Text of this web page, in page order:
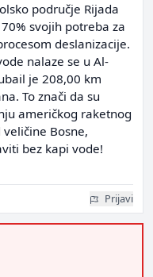
područje Rijada
svojih potreba za
deslanizacije.
nalaze se u Al-
je 208,00 km
To znači da su
američkog raketnog
Bosne,
bez kapi vode!
Prijavi